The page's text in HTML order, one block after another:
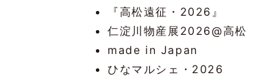
『高松遠征・2026』
仁淀川物産展2026@高松
made in Japan
ひなマルシェ・2026